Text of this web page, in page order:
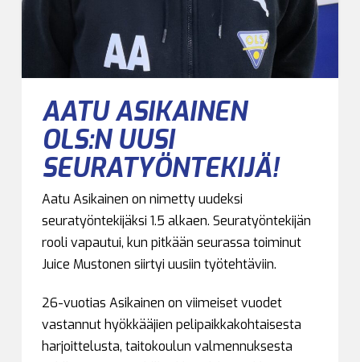
AATU ASIKAINEN
OLS:N UUSI
SEURATYÖNTEKIJÄ!
Aatu Asikainen on nimetty uudeksi
seuratyöntekijäksi 1.5 alkaen. Seuratyöntekijän
rooli vapautui, kun pitkään seurassa toiminut
Juice Mustonen siirtyi uusiin työtehtäviin.
26-vuotias Asikainen on viimeiset vuodet
vastannut hyökkääjien pelipaikkakohtaisesta
harjoittelusta, taitokoulun valmennuksesta